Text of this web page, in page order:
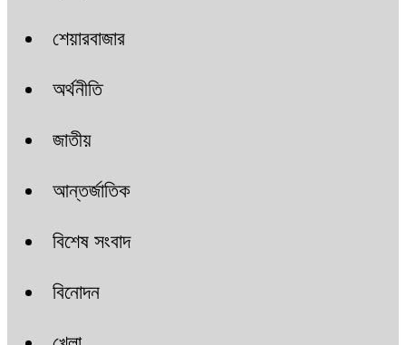
শেয়ারবাজার
অর্থনীতি
জাতীয়
আন্তর্জাতিক
বিশেষ সংবাদ
বিনোদন